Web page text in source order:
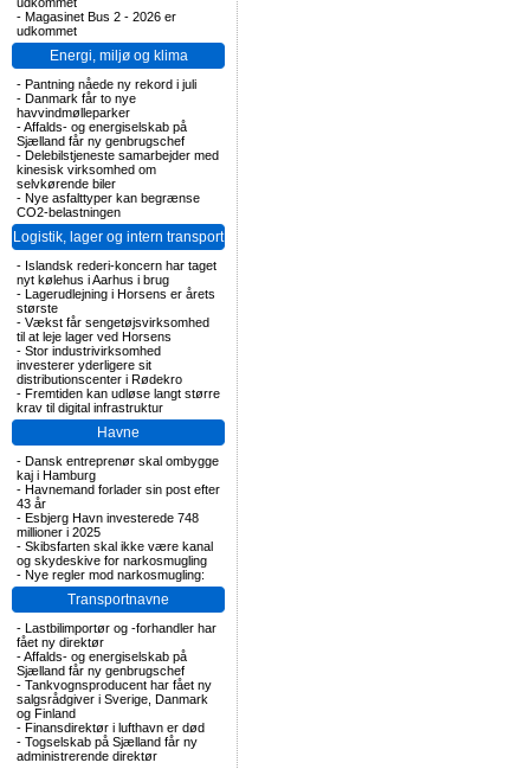
- Magasinet Bus 2 - 2026 er
udkommet
Energi, miljø og klima
- Pantning nåede ny rekord i juli
- Danmark får to nye
havvindmølleparker
-Affalds- og energiselskab på
Sjælland får ny genbrugschef
- Delebilstjeneste samarbejder med
kinesisk virksomhed om
selvkørende biler
- Nye asfalttyper kan begrænse
CO2-belastningen
Logistik, lager og intern transport
- Islandsk rederi-koncern har taget
nyt kølehus i Aarhus i brug
- Lagerudlejning i Horsens er årets
største
- Vækst får sengetøjsvirksomhed
til at leje lager ved Horsens
- Stor industrivirksomhed
investerer yderligere sit
distributionscenter i Rødekro
- Fremtiden kan udløse langt større
krav til digital infrastruktur
Havne
- Dansk entreprenør skal ombygge
kaj i Hamburg
- Havnemand forlader sin post efter
43 år
- Esbjerg Havn investerede 748
millioner i 2025
- Skibsfarten skal ikke være kanal
og skydeskive for narkosmugling
- Nye regler mod narkosmugling:
Transportnavne
- Lastbilimportør og -forhandler har
fået ny direktør
-Affalds- og energiselskab på
Sjælland får ny genbrugschef
- Tankvognsproducent har fået ny
salgsrådgiver i Sverige, Danmark
og Finland
- Finansdirektør i lufthavn er død
- Togselskab på Sjælland får ny
administrerende direktør